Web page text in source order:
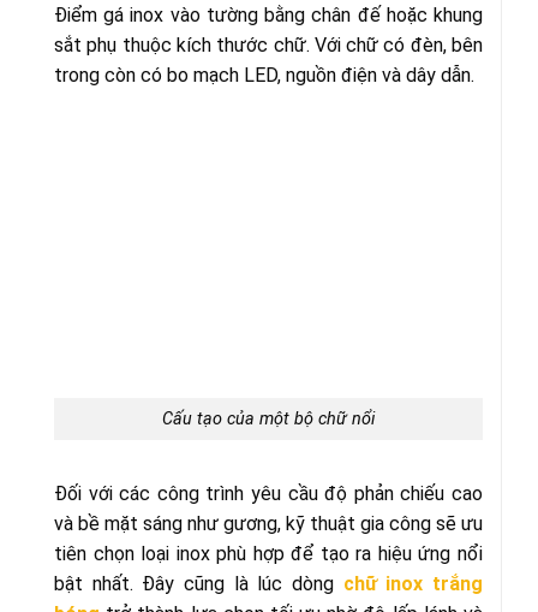
Điểm gá inox vào tường bằng chân đế hoặc khung
sắt phụ thuộc kích thước chữ. Với chữ có đèn, bên
trong còn có bo mạch LED, nguồn điện và dây dẫn.
Cấu tạo của một bộ chữ nổi
Đối với các công trình yêu cầu độ phản chiếu cao
và bề mặt sáng như gương, kỹ thuật gia công sẽ ưu
tiên chọn loại inox phù hợp để tạo ra hiệu ứng nổi
bật nhất. Đây cũng là lúc dòng chữ inox trắng